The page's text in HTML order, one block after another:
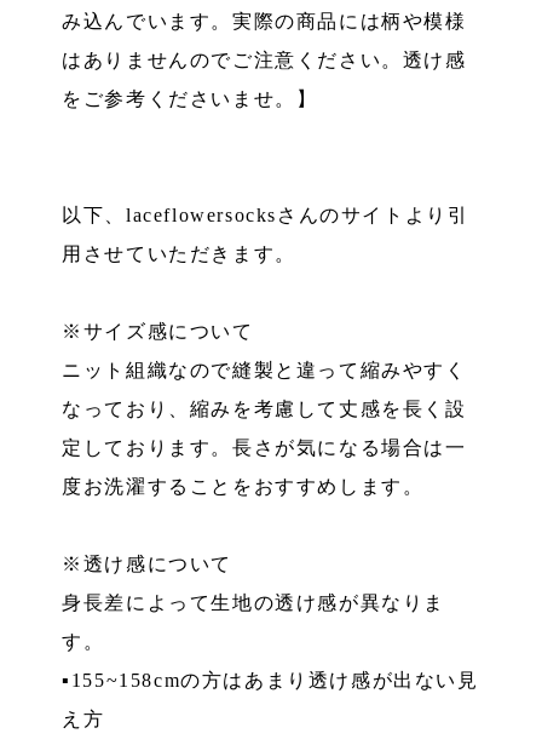
み込んでいます。実際の商品には柄や模様
はありませんのでご注意ください。透け感
をご参考くださいませ。】
以下、laceflowersocksさんのサイトより引
用させていただきます。
※サイズ感について
ニット組織なので縫製と違って縮みやすく
なっており、縮みを考慮して丈感を長く設
定しております。長さが気になる場合は一
度お洗濯することをおすすめします。
※透け感について
身長差によって生地の透け感が異なりま
す。
▪︎155~158cmの方はあまり透け感が出ない見
え方